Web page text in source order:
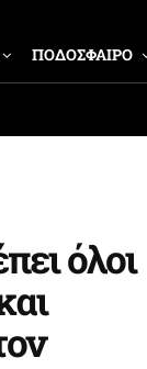
ΠΟΔΟΣΦΑΙΡΟ
όλοι